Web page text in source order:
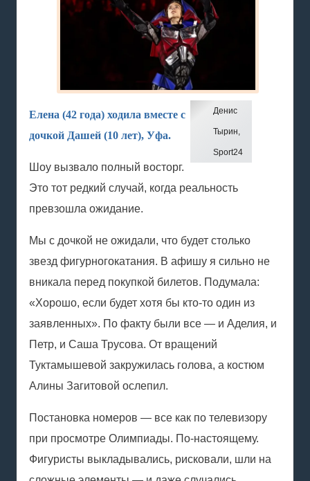
Денис
Тырин,
Sport24
Елена (42 года) ходила вместе с
дочкой Дашей (10 лет), Уфа.
Шоу вызвало полный восторг.
Это тот редкий случай, когда реальность
превзошла ожидание.
Мы с дочкой не ожидали, что будет столько
звезд фигурногокатания. В афишу я сильно не
вникала перед покупкой билетов. Подумала:
«Хорошо, если будет хотя бы кто-то один из
заявленных». По факту были все — и Аделия, и
Петр, и Саша Трусова. От вращений
Туктамышевой закружилась голова, а костюм
Алины Загитовой ослепил.
Постановка номеров — все как по телевизору
при просмотре Олимпиады. По-настоящему.
Фигуристы выкладывались, рисковали, шли на